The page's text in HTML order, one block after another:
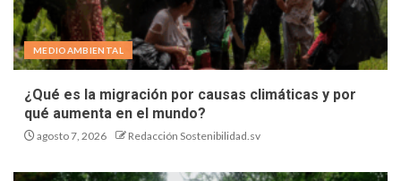
MEDIOAMBIENTAL
¿Qué es la migración por causas climáticas y por
qué aumenta en el mundo?
agosto 7, 2026 Redacción Sostenibilidad.sv